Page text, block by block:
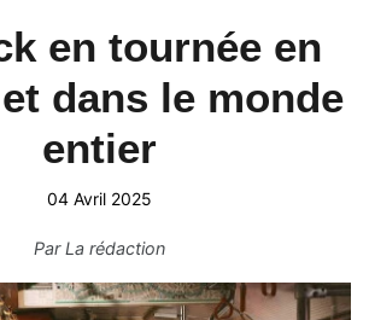
en tournée en
dans le monde
entier
04 Avril 2025
ParLa rédaction